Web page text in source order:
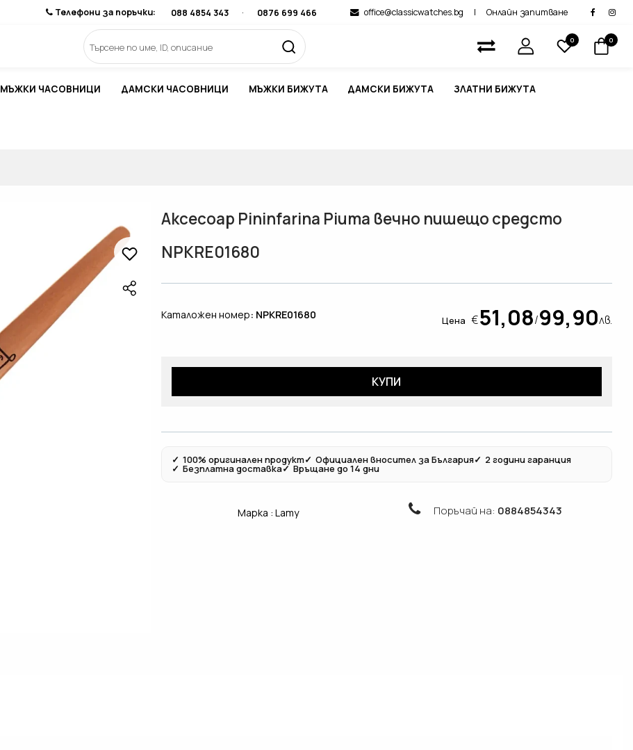
Телефони за поръчки: 088 4854 343 · 0876 699 466 office@classicwatches.bg | Онлайн запитване
0 0
МЪЖКИ ЧАСОВНИЦИ ДАМСКИ ЧАСОВНИЦИ МЪЖКИ БИЖУТА ДАМСКИ БИЖУТА ЗЛАТНИ БИЖУТА
Аксесоар Pininfarina Piuma вечно пишещо средсто
NPKRE01680
Каталожен номер: NPKRE01680 Цена €51,08/99,90лв.
КУПИ
✓ 100% оригинален продукт✓ Официален вносител за България✓ 2 години гаранция
✓ Безплатна доставка✓ Връщане до 14 дни
Поръчай на: 0884854343
Марка : Lamy